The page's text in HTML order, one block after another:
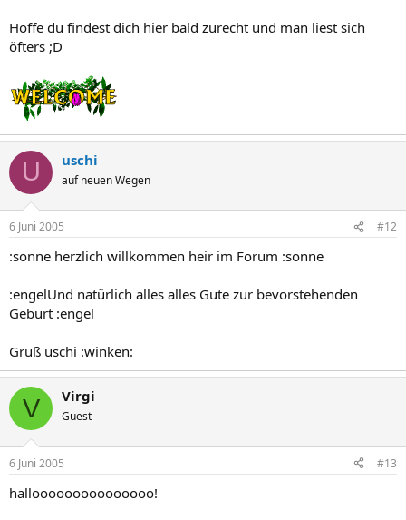
Hoffe du findest dich hier bald zurecht und man liest sich
öfters ;D
U uschi
auf neuen Wegen
6 Juni 2005 #12
:sonne herzlich willkommen heir im Forum :sonne
:engelUnd natürlich alles alles Gute zur bevorstehenden
Geburt :engel
Gruß uschi :winken:
V Virgi
Guest
6 Juni 2005 #13
hallooooooooooooooo!